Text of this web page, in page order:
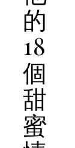
的
18
個
甜
蜜